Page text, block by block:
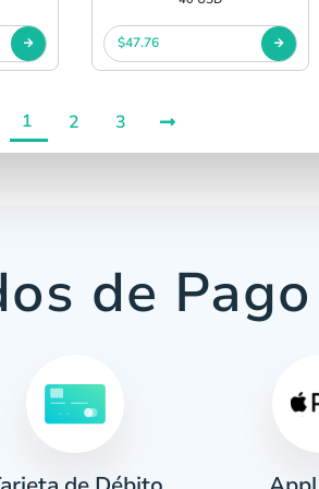
$47.76
1 2 3
de Pago